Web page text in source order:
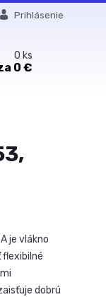
Prihlásenie
0 ks
0 €
je vlákno
dobrú